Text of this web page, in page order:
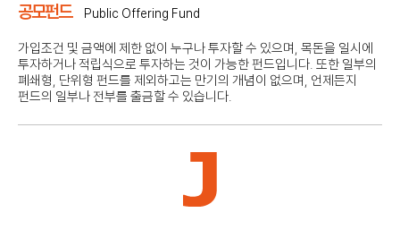
공모펀드 Public Offering Fund
가입조건 및 금액에 제한 없이 누구나 투자할 수 있으며, 목돈을 일시에
투자하거나 적립식으로 투자하는 것이 가능한 펀드입니다. 또한 일부의
폐쇄형, 단위형 펀드를 제외하고는 만기의 개념이 없으며, 언제든지
펀드의 일부나 전부를 출금할 수 있습니다.